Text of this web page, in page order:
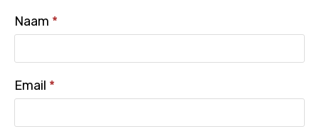
Naam *
Email *